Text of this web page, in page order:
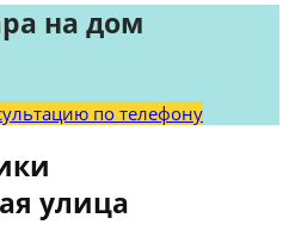
на дом
по телефону
улица